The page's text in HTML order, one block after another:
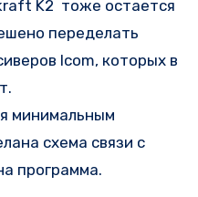
K2 тоже остается
переделать
Icom, которых в
минимальным
схема связи с
программа.